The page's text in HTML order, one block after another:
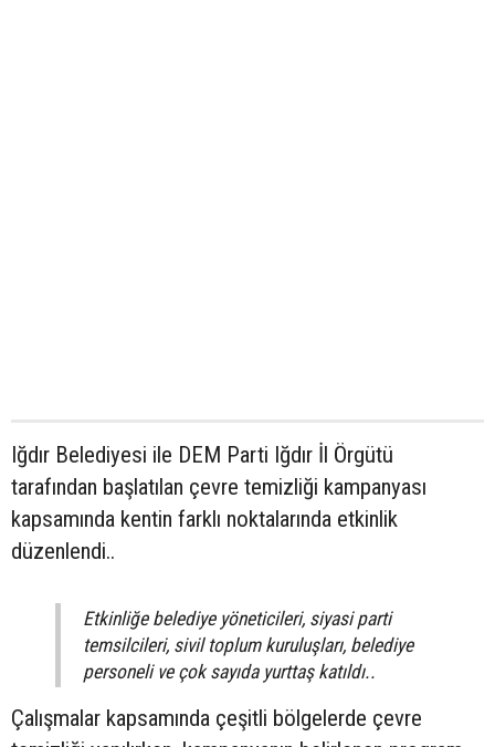
Iğdır Belediyesi ile DEM Parti Iğdır İl Örgütü
tarafından başlatılan çevre temizliği kampanyası
kapsamında kentin farklı noktalarında etkinlik
düzenlendi..
Etkinliğe belediye yöneticileri, siyasi parti
temsilcileri, sivil toplum kuruluşları, belediye
personeli ve çok sayıda yurttaş katıldı..
Çalışmalar kapsamında çeşitli bölgelerde çevre